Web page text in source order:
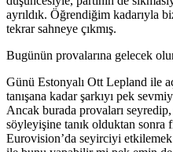
ayrıldık. Öğrendiğim kadarıyla
tekrar sahneye çıkmış.
Bugünün provalarına gelecek
Günü Estonyalı Ott Lepland ile
tanışana kadar şarkıyı pek
Ancak burada provaları seyredip,
söyleyişine tanık olduktan
Eurovision’da seyirciyi